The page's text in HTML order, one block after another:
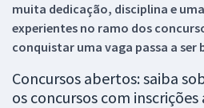
muita dedicação, disciplina e
experientes no ramo dos
conquistar uma vaga passa a ser
Concursos abertos: saiba
os concursos com